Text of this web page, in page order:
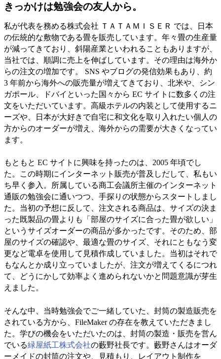
きっかけは勉強会の友人から。
私が代表を務める株式会社 ＴＡＴＡＭＩＳＥＲ では、日本
の伝統的な敷物である畳を販売しています。年々畳の生産量
が減ってきており、斜陽産業といわれることもありますが、
当社では、順調に売上を伸ばしています。その理由は海外か
らの注文の増加です。 SNS やブログの発信効果もあり、約
3 年前から海外への販売量が増えてきており、北米や、シン
ガポール、ドバイといった国々から EC サイトに数多くの注
文をいただいています。高級ホテルの内装として使用するニ
ーズや、日本が大好きで自宅に和文化を取り入れたい個人の
方からのオーダーが増え、海外からの需要が大きくなってい
ます。
もともと EC サイトに興味を持ったのは、2005 年頃でし
た。この時期にインターネット販売が普及しだして、私もい
ち早く参入。所属している商工会議所主催のインターネット
通販の勉強会に通いつつ、手探りの状態からスタートしまし
た。当初の予想に反して、注文される商品は、サイズの決ま
った既製品の畳よりも「部屋のサイズに合った畳が欲しい」
というサイズオーダーの商品が多かったです。そのため、部
屋のサイズの確認や、最適な畳のサイズ、それにともなう変
更など電卓を使用して見積作成していました。当初はそれで
もなんとか成り立っていましたが、注文が増えてくるにつれ
て、どうにかして効率よく進められないかと問題意識が芽生
えました。
そんな中、当時勉強会でご一緒していた、封筒の製造販売を
されている方から、FileMaker の存在を教えていただきまし
た。学びの機会をいただいたのは、封筒の製造・販売を営ん
でいる緑屋紙工株式会社の藪野社長です。藪野さんはオーダ
ーメイドの封筒の注文や、見積もり、レイアウト制作を